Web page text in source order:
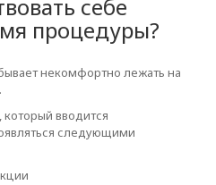
себе
процедуры?
некомфортно лежать на
который вводится
следующими